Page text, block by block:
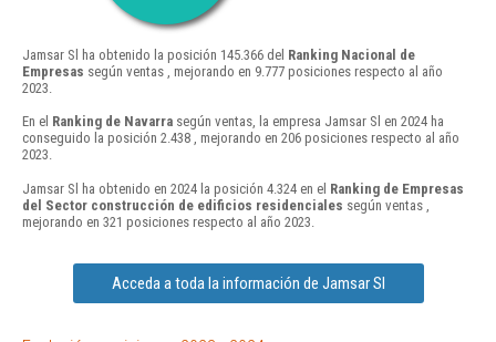
Jamsar Sl ha obtenido la posición 145.366 del Ranking Nacional de
Empresas según ventas , mejorando en 9.777 posiciones respecto al año
2023.
En el Ranking de Navarra según ventas, la empresa Jamsar Sl en 2024 ha
conseguido la posición 2.438 , mejorando en 206 posiciones respecto al año
2023.
Jamsar Sl ha obtenido en 2024 la posición 4.324 en el Ranking de Empresas
del Sector construcción de edificios residenciales según ventas ,
mejorando en 321 posiciones respecto al año 2023.
Acceda a toda la información de Jamsar Sl